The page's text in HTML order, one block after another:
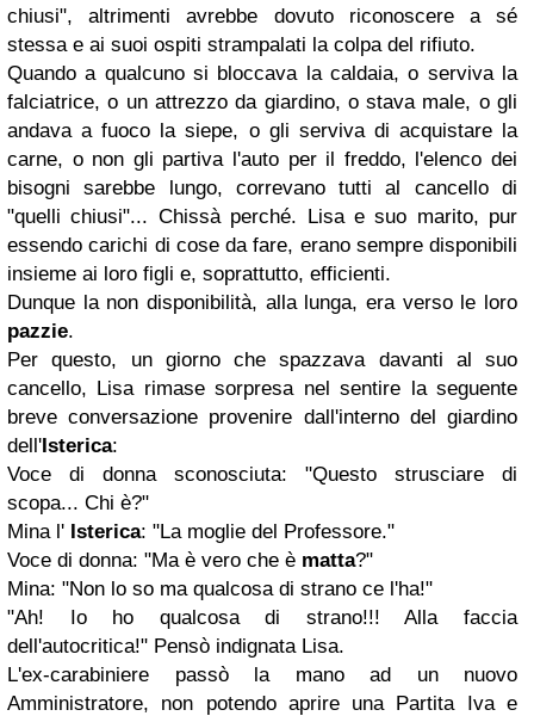
chiusi", altrimenti avrebbe dovuto riconoscere a sé
stessa e ai suoi ospiti strampalati la colpa del rifiuto.
Quando a qualcuno si bloccava la caldaia, o serviva la
falciatrice, o un attrezzo da giardino, o stava male, o gli
andava a fuoco la siepe, o gli serviva di acquistare la
carne, o non gli partiva l'auto per il freddo, l'elenco dei
bisogni sarebbe lungo, correvano tutti al cancello di
"quelli chiusi"... Chissà perché. Lisa e suo marito, pur
essendo carichi di cose da fare, erano sempre disponibili
insieme ai loro figli e, soprattutto, efficienti.
Dunque la non disponibilità, alla lunga, era verso le loro
pazzie.
Per questo, un giorno che spazzava davanti al suo
cancello, Lisa rimase sorpresa nel sentire la seguente
breve conversazione provenire dall'interno del giardino
dell'Isterica:
Voce di donna sconosciuta: "Questo strusciare di
scopa... Chi è?"
Mina l' Isterica: "La moglie del Professore."
Voce di donna: "Ma è vero che è matta?"
Mina: "Non lo so ma qualcosa di strano ce l'ha!"
"Ah! Io ho qualcosa di strano!!! Alla faccia
dell'autocritica!" Pensò indignata Lisa.
L'ex-carabiniere passò la mano ad un nuovo
Amministratore, non potendo aprire una Partita Iva e